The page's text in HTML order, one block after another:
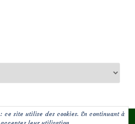
ce site utilise des cookies. En continuant à